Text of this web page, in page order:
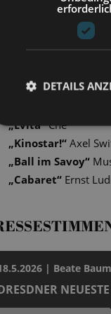
unserer
Moment fing Lutz
„Evita“ Che
„Kinostar!“ Axel
„Ball im Savoy“
„Cabaret“ Ernst
| Beate Baum
DETAILS